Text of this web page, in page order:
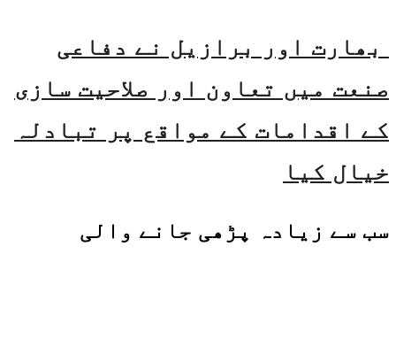
بھارت اور برازیل نے دفاعی
صنعت میں تعاون اور صلاحیت سازی
کے اقدامات کے مواقع پر تبادلہ
خیال کیا
سب سے زیادہ پڑھی جانے والی